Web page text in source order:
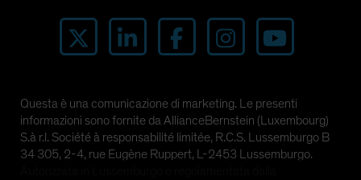
Questa è una comunicazione di marketing. Le presenti
informazioni sono fornite da AllianceBernstein (Luxembourg)
S.à r.l. Société à responsabilité limitée, R.C.S. Lussemburgo B
34 305, 2-4, rue Eugène Ruppert, L-2453 Lussemburgo.